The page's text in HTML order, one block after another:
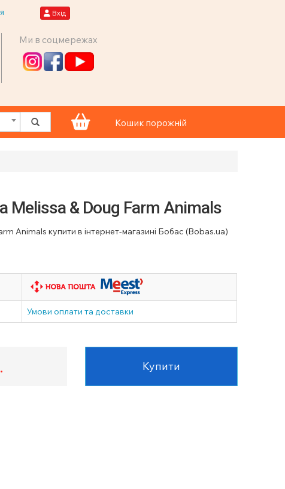
Вхід
Ми в соцмережах
Кошик порожній
Melissa & Doug Farm Animals
Animals купити в інтернет-магазині Бобас (Bobas.ua)
Умови оплати та доставки
Купити